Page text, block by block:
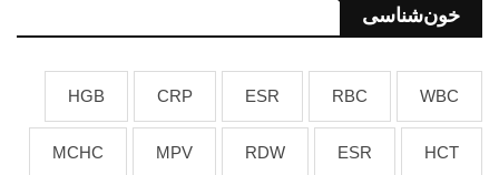
خون‌شناسی
WBC
RBC
ESR
CRP
HGB
HCT
ESR
RDW
MPV
MCHC